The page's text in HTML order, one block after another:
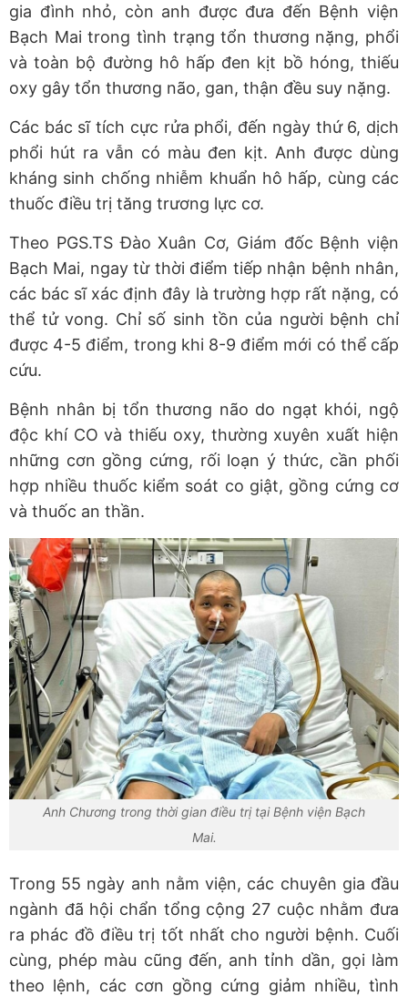
gia đình nhỏ, còn anh được đưa đến Bệnh viện
Bạch Mai trong tình trạng tổn thương nặng, phổi
và toàn bộ đường hô hấp đen kịt bồ hóng, thiếu
oxy gây tổn thương não, gan, thận đều suy nặng.
Các bác sĩ tích cực rửa phổi, đến ngày thứ 6, dịch
phổi hút ra vẫn có màu đen kịt. Anh được dùng
kháng sinh chống nhiễm khuẩn hô hấp, cùng các
thuốc điều trị tăng trương lực cơ.
Theo PGS.TS Đào Xuân Cơ, Giám đốc Bệnh viện
Bạch Mai, ngay từ thời điểm tiếp nhận bệnh nhân,
các bác sĩ xác định đây là trường hợp rất nặng, có
thể tử vong. Chỉ số sinh tồn của người bệnh chỉ
được 4-5 điểm, trong khi 8-9 điểm mới có thể cấp
cứu.
Bệnh nhân bị tổn thương não do ngạt khói, ngộ
độc khí CO và thiếu oxy, thường xuyên xuất hiện
những cơn gồng cứng, rối loạn ý thức, cần phối
hợp nhiều thuốc kiểm soát co giật, gồng cứng cơ
và thuốc an thần.
Anh Chương trong thời gian điều trị tại Bệnh viện Bạch
Mai.
Trong 55 ngày anh nằm viện, các chuyên gia đầu
ngành đã hội chẩn tổng cộng 27 cuộc nhằm đưa
ra phác đồ điều trị tốt nhất cho người bệnh. Cuối
cùng, phép màu cũng đến, anh tỉnh dần, gọi làm
theo lệnh, các cơn gồng cứng giảm nhiều, tình